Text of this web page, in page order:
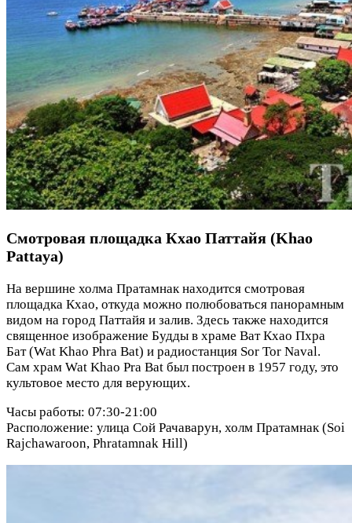
Смотровая площадка Кхао Паттайя (Khao
Pattaya)
На вершине холма Пратамнак находится смотровая
площадка Кхао, откуда можно полюбоваться панорамным
видом на город Паттайя и залив. Здесь также находится
священное изображение Будды в храме Ват Кхао Пхра
Бат (Wat Khao Phra Bat) и радиостанция Sor Tor Naval.
Сам храм Wat Khao Pra Bat был построен в 1957 году, это
культовое место для верующих.
Часы работы: 07:30-21:00
Расположение: улица Сой Рачаварун, холм Пратамнак (Soi
Rajchawaroon, Phratamnak Hill)